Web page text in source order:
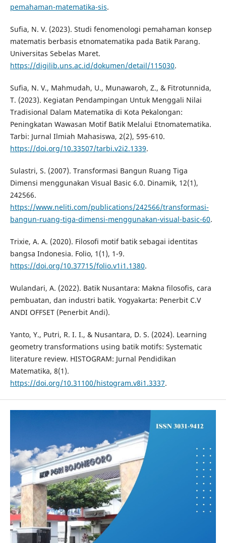
pemahaman-matematika-sis.
Sufia, N. V. (2023). Studi fenomenologi pemahaman konsep
matematis berbasis etnomatematika pada Batik Parang.
Universitas Sebelas Maret.
https://digilib.uns.ac.id/dokumen/detail/115030.
Sufia, N. V., Mahmudah, U., Munawaroh, Z., & Fitrotunnida,
T. (2023). Kegiatan Pendampingan Untuk Menggali Nilai
Tradisional Dalam Matematika di Kota Pekalongan:
Peningkatan Wawasan Motif Batik Melalui Etnomatematika.
Tarbi: Jurnal Ilmiah Mahasiswa, 2(2), 595-610.
https://doi.org/10.33507/tarbi.v2i2.1339.
Sulastri, S. (2007). Transformasi Bangun Ruang Tiga
Dimensi menggunakan Visual Basic 6.0. Dinamik, 12(1),
242566.
https://www.neliti.com/publications/242566/transformasi-
bangun-ruang-tiga-dimensi-menggunakan-visual-basic-60.
Trixie, A. A. (2020). Filosofi motif batik sebagai identitas
bangsa Indonesia. Folio, 1(1), 1-9.
https://doi.org/10.37715/folio.v1i1.1380.
Wulandari, A. (2022). Batik Nusantara: Makna filosofis, cara
pembuatan, dan industri batik. Yogyakarta: Penerbit C.V
ANDI OFFSET (Penerbit Andi).
Yanto, Y., Putri, R. I. I., & Nusantara, D. S. (2024). Learning
geometry transformations using batik motifs: Systematic
literature review. HISTOGRAM: Jurnal Pendidikan
Matematika, 8(1).
https://doi.org/10.31100/histogram.v8i1.3337.